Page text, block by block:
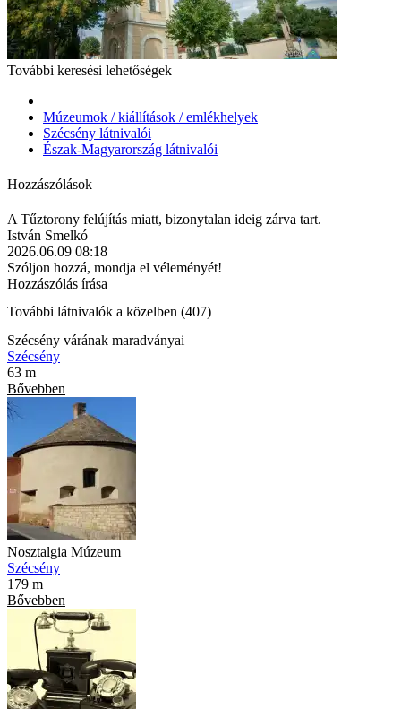
További keresési lehetőségek
Múzeumok / kiállítások / emlékhelyek
Szécsény látnivalói
Észak-Magyarország látnivalói
Hozzászólások
A Tűztorony felújítás miatt, bizonytalan ideig zárva tart.
István Smelkó
2026.06.09 08:18
Szóljon hozzá, mondja el véleményét!
Hozzászólás írása
További látnivalók a közelben (407)
Szécsény várának maradványai
Szécsény
63 m
Bővebben
Nosztalgia Múzeum
Szécsény
179 m
Bővebben